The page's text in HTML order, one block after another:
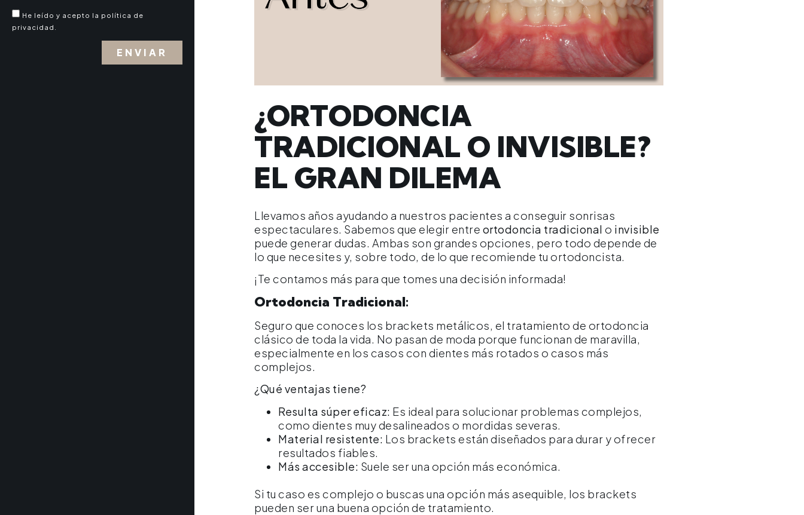
He leído y acepto la política de
privacidad.
ENVIAR
¿ORTODONCIA
TRADICIONAL O INVISIBLE?
EL GRAN DILEMA
Llevamos años ayudando a nuestros pacientes a conseguir sonrisas
espectaculares. Sabemos que elegir entre ortodoncia tradicional o invisible
puede generar dudas. Ambas son grandes opciones, pero todo depende de
lo que necesites y, sobre todo, de lo que recomiende tu ortodoncista.
¡Te contamos más para que tomes una decisión informada!
Ortodoncia Tradicional:
Seguro que conoces los brackets metálicos, el tratamiento de ortodoncia
clásico de toda la vida. No pasan de moda porque funcionan de maravilla,
especialmente en los casos con dientes más rotados o casos más
complejos.
¿Qué ventajas tiene?
Resulta súper eficaz: Es ideal para solucionar problemas complejos,
como dientes muy desalineados o mordidas severas.
Material resistente: Los brackets están diseñados para durar y ofrecer
resultados fiables.
Más accesible: Suele ser una opción más económica.
Si tu caso es complejo o buscas una opción más asequible, los brackets
pueden ser una buena opción de tratamiento.